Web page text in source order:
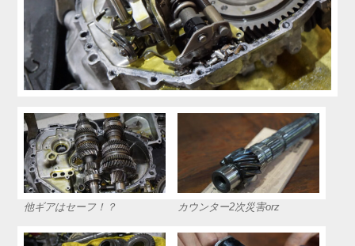
他ギアはセーフ！？ カウンター2次災害orz